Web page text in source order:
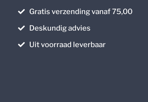
Gratis verzending vanaf 75,00
Deskundig advies
Uit voorraad leverbaar